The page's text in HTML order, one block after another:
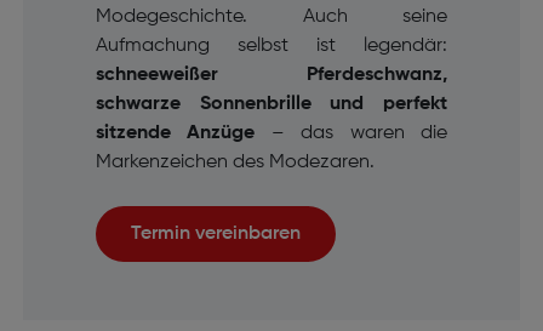
Modegeschichte. Auch seine
Aufmachung selbst ist legendär:
schneeweißer Pferdeschwanz,
schwarze Sonnenbrille und perfekt
sitzende Anzüge – das waren die
Markenzeichen des Modezaren.
Termin vereinbaren